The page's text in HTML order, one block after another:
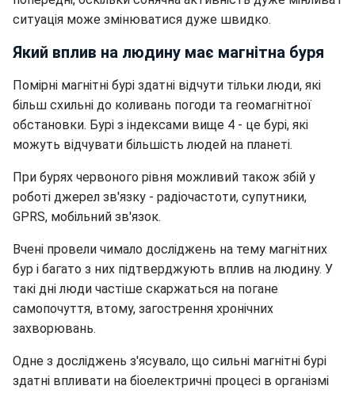
ситуація може змінюватися дуже швидко.
Який вплив на людину має магнітна буря
Помірні магнітні бурі здатні відчути тільки люди, які
більш схильні до коливань погоди та геомагнітної
обстановки. Бурі з індексами вище 4 - це бурі, які
можуть відчувати більшість людей на планеті.
При бурях червоного рівня можливий також збій у
роботі джерел зв'язку - радіочастоти, супутники,
GPRS, мобільний зв'язок.
Вчені провели чимало досліджень на тему магнітних
бур і багато з них підтверджують вплив на людину. У
такі дні люди частіше скаржаться на погане
самопочуття, втому, загострення хронічних
захворювань.
Одне з досліджень з'ясувало, що сильні магнітні бурі
здатні впливати на біоелектричні процесі в організмі